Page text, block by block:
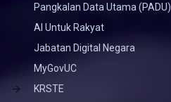
Pangkalan Data Utama (PADU)
AI Untuk Rakyat
Jabatan Digital Negara
MyGovUC
KRSTE